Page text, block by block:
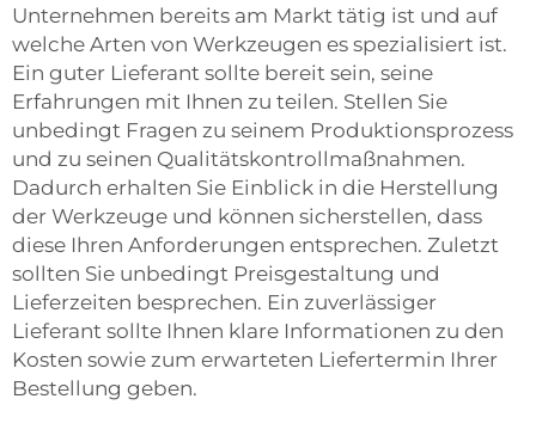
Unternehmen bereits am Markt tätig ist und auf
welche Arten von Werkzeugen es spezialisiert ist.
Ein guter Lieferant sollte bereit sein, seine
Erfahrungen mit Ihnen zu teilen. Stellen Sie
unbedingt Fragen zu seinem Produktionsprozess
und zu seinen Qualitätskontrollmaßnahmen.
Dadurch erhalten Sie Einblick in die Herstellung
der Werkzeuge und können sicherstellen, dass
diese Ihren Anforderungen entsprechen. Zuletzt
sollten Sie unbedingt Preisgestaltung und
Lieferzeiten besprechen. Ein zuverlässiger
Lieferant sollte Ihnen klare Informationen zu den
Kosten sowie zum erwarteten Liefertermin Ihrer
Bestellung geben.